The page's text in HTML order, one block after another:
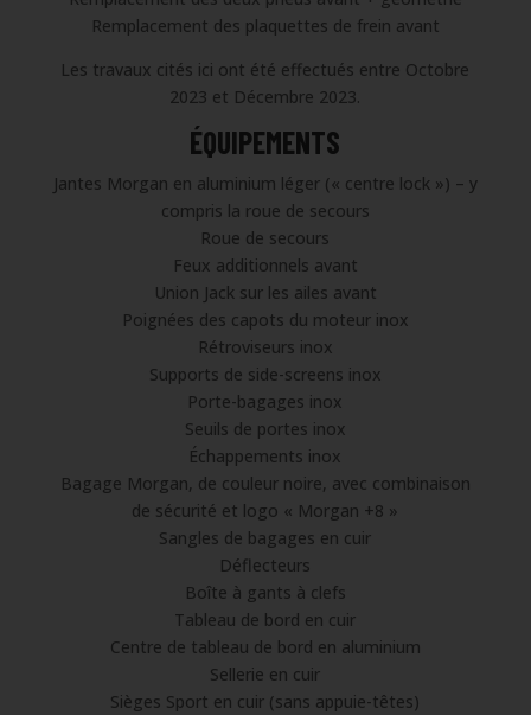
Remplacement des plaquettes de frein avant
Les travaux cités ici ont été effectués entre Octobre
2023 et Décembre 2023.
ÉQUIPEMENTS
Jantes Morgan en aluminium léger (« centre lock ») – y
compris la roue de secours
Roue de secours
Feux additionnels avant
Union Jack sur les ailes avant
Poignées des capots du moteur inox
Rétroviseurs inox
Supports de side-screens inox
Porte-bagages inox
Seuils de portes inox
Échappements inox
Bagage Morgan, de couleur noire, avec combinaison
de sécurité et logo « Morgan +8 »
Sangles de bagages en cuir
Déflecteurs
Boîte à gants à clefs
Tableau de bord en cuir
Centre de tableau de bord en aluminium
Sellerie en cuir
Sièges Sport en cuir (sans appuie-têtes)